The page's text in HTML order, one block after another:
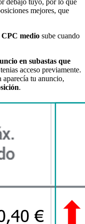
mejores, que
CPC medio sube cuando
en subastas que
acceso previamente.
aparecía tu anuncio,
.